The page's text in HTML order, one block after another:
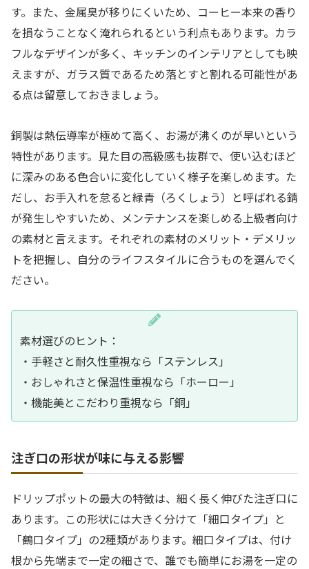
す。また、金属臭が移りにくいため、コーヒー本来の香り
を損なうことなく淹れられるという利点もあります。カラ
フルなデザインが多く、キッチンのインテリアとしても映
えますが、ガラス質であるため落とすと割れる可能性があ
る点は留意しておきましょう。
銅製は熱伝導率が極めて高く、お湯が沸くのが早いという
特性があります。見た目の高級感も抜群で、使い込むほど
に深みのある色合いに変化していく様子を楽しめます。た
だし、お手入れを怠ると緑青（ろくしょう）と呼ばれる錆
が発生しやすいため、メンテナンスを楽しめる上級者向け
の素材と言えます。それぞれの素材のメリット・デメリッ
トを把握し、自分のライフスタイルに合うものを選んでく
ださい。
素材選びのヒント：
・手軽さと耐久性重視なら「ステンレス」
・おしゃれさと保温性重視なら「ホーロー」
・機能美とこだわり重視なら「銅」
注ぎ口の形状が味に与える影響
ドリップポットの最大の特徴は、細く長く伸びた注ぎ口に
あります。この形状には大きく分けて「細口タイプ」と
「鶴口タイプ」の2種類があります。細口タイプは、付け
根から先端まで一定の細さで、誰でも簡単にお湯を一定の